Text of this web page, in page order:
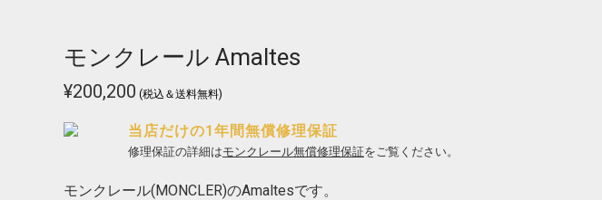
モンクレール Amaltes
¥200,200 (税込＆送料無料)
当店だけの1年間無償修理保証
修理保証の詳細はモンクレール無償修理保証をご覧ください。
モンクレール(MONCLER)のAmaltesです。